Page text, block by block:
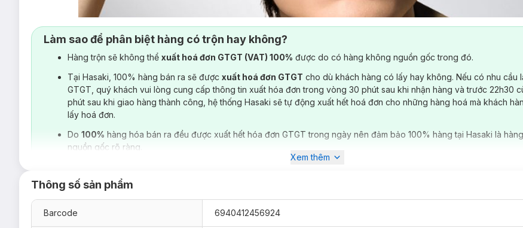
Làm sao để phân biệt hàng có trộn hay không?
Hàng trộn sẽ không thể xuất hoá đơn GTGT (VAT) 100% được do có hàng không nguồn gốc trong đó.
Tại Hasaki, 100% hàng bán ra sẽ được xuất hoá đơn GTGT cho dù khách hàng có lấy hay không. Nếu có nhu cầu
GTGT, quý khách vui lòng cung cấp thông tin xuất hóa đơn trong vòng 30 phút sau khi nhận hàng và trước 22h30
phút sau khi giao hàng thành công, hệ thống Hasaki sẽ tự động xuất hết hoá đơn cho những hàng hoá mà khách
lấy hoá đơn.
Do 100% hàng hóa bán ra đều được xuất hết hóa đơn GTGT trong ngày nên đảm bảo 100% hàng tại Hasaki là
nguồn gốc rõ ràng.
Xem thêm
Thông số sản phẩm
Barcode 6940412456924